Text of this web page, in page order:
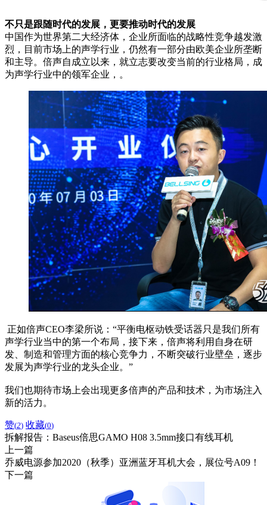
不只是跟随时代的发展，更要推动时代的发展
中国作为世界第二大经济体，企业所面临的战略性竞争越发激
烈，目前市场上的声学行业，仍然有一部分由欧美企业所垄断
和主导。倍声自成立以来，就立志要改变当前的行业格局，成
为声学行业中的领军企业，。
正如倍声CEO李梁所说：“平衡电枢动铁受话器只是我们所有
声学行业当中的第一个布局，接下来，倍声将利用自身在研
发、制造和管理方面的核心竞争力，不断突破行业壁垒，逐步
发展为声学行业的龙头企业。”
我们也期待市场上会出现更多倍声的产品和技术，为市场注入
新的活力。
赞(2) 收藏(0)
拆解报告：Baseus倍思GAMO H08 3.5mm接口有线耳机
上一篇
乔威电源参加2020（秋季）亚洲蓝牙耳机大会，展位号A09！
下一篇